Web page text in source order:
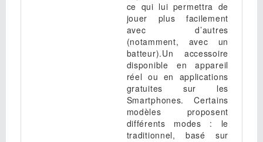
ce qui lui permettra de
jouer plus facilement
avec d’autres
(notamment, avec un
batteur).Un accessoire
disponible en appareil
réel ou en applications
gratuites sur les
Smartphones. Certains
modèles proposent
différents modes : le
traditionnel, basé sur